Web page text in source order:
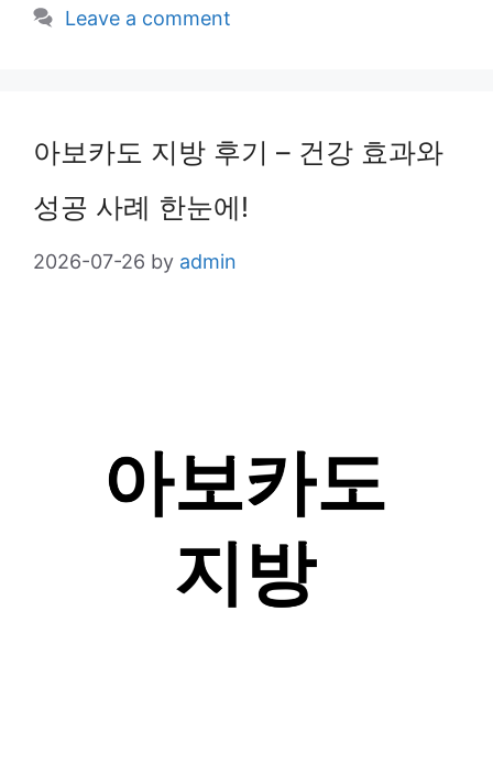
Leave a comment
아보카도 지방 후기 – 건강 효과와
성공 사례 한눈에!
2026-07-26 by admin